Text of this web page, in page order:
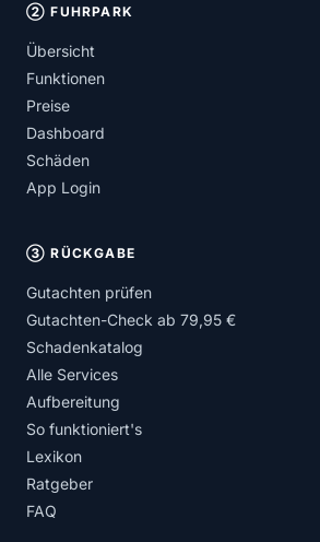
② FUHRPARK
Übersicht
Funktionen
Preise
Dashboard
Schäden
App Login
③ RÜCKGABE
Gutachten prüfen
Gutachten-Check ab 79,95 €
Schadenkatalog
Alle Services
Aufbereitung
So funktioniert's
Lexikon
Ratgeber
FAQ